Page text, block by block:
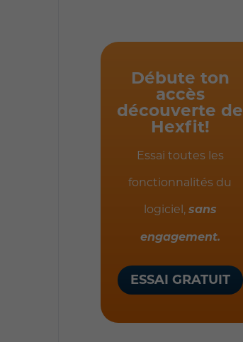
Débute ton
accès
découverte de
Hexfit!
Essai toutes les
fonctionnalités du
logiciel, sans
engagement.
ESSAI GRATUIT